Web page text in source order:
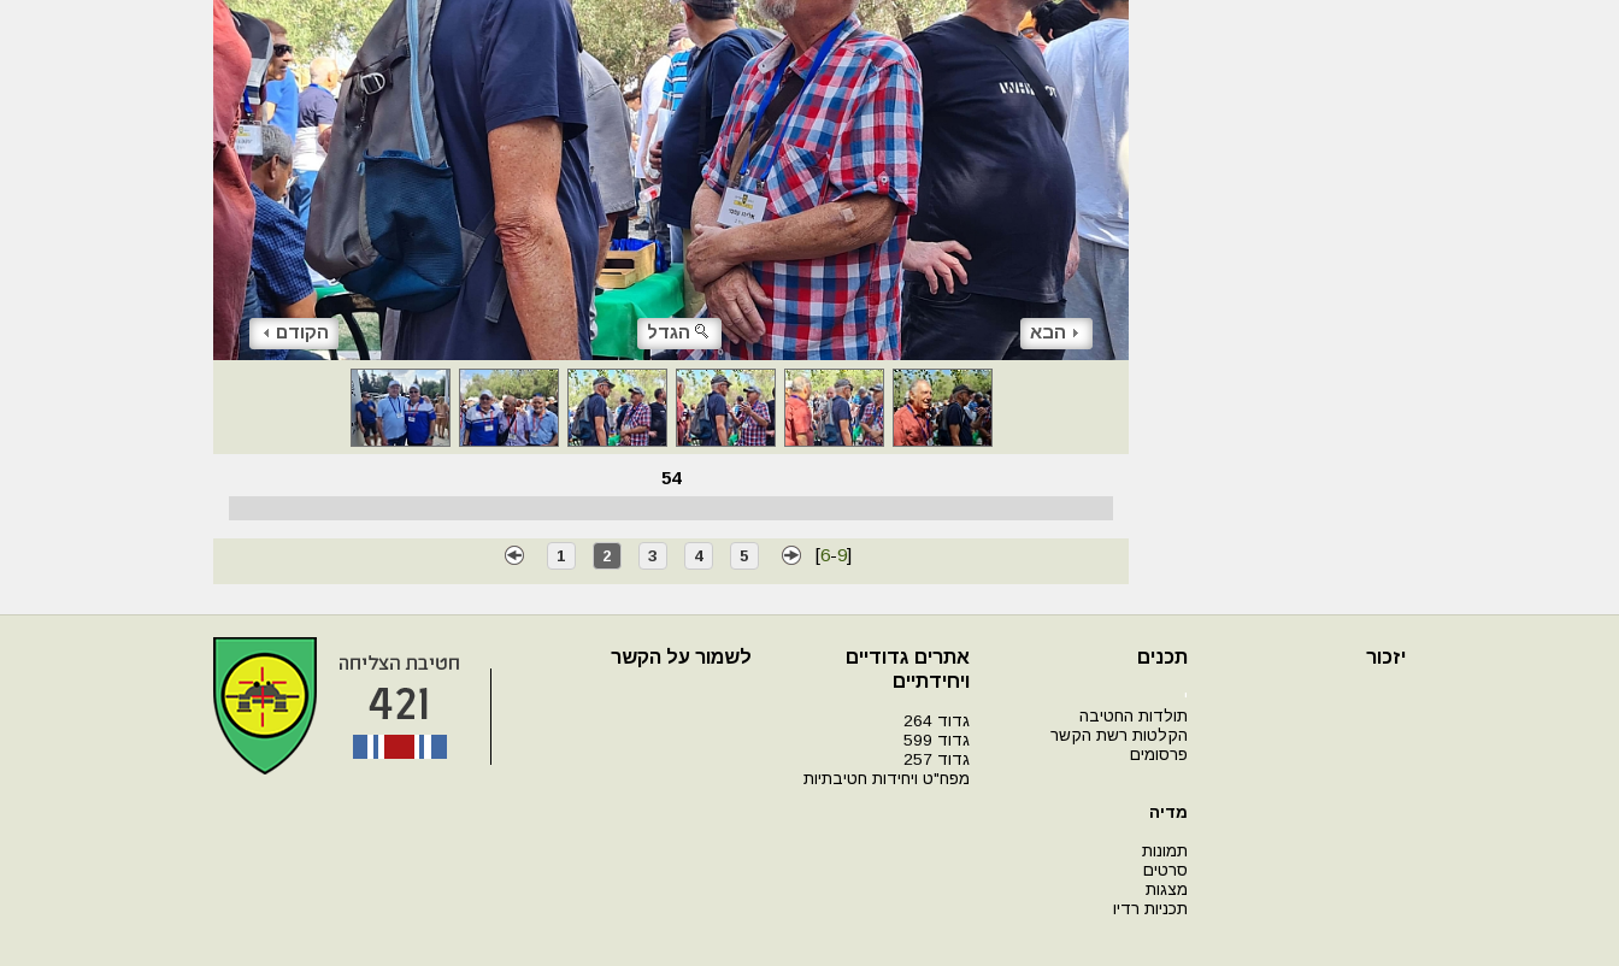
הקודם הגדל הבא
54
1 2 3 4 5 [6-9]
יזכור תכנים
י
תולדות החטיבה
הקלטות רשת הקשר
פרסומים
מדיה
תמונות
סרטים
מצגות
תכניות רדיו
אתרים גדודיים
ויחידתיים
גדוד 264
גדוד 599
גדוד 257
מפח"ט ויחידות חטיבתיות
לשמור על הקשר